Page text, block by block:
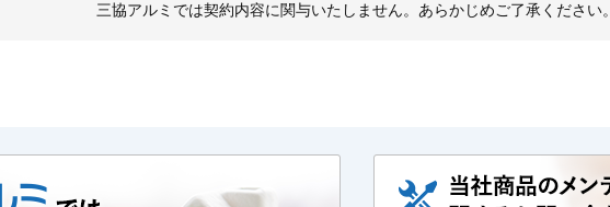
三協アルミでは契約内容に関与いたしません。あらかじめご了承ください。